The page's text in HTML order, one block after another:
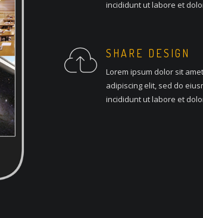
incididunt ut labore et
SHARE DESIGN
Lorem ipsum dolor sit
adipiscing elit, sed do
incididunt ut labore et